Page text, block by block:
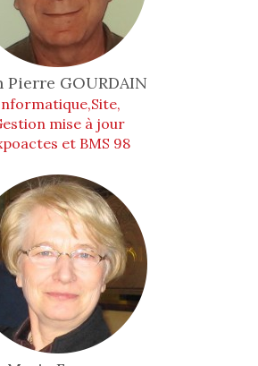
Pierre GOURDAIN
mise à jour
et BMS 98